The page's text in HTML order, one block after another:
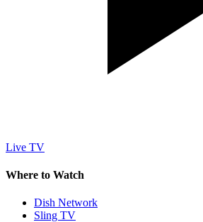
Live TV
Where to Watch
Dish Network
Sling TV